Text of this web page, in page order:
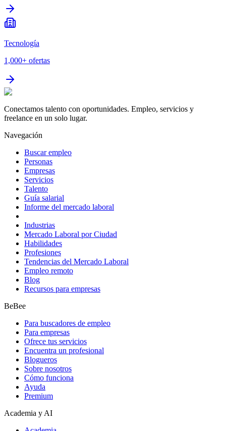
Tecnología
1,000+ ofertas
Conectamos talento con oportunidades. Empleo, servicios y
freelance en un solo lugar.
Navegación
Buscar empleo
Personas
Empresas
Servicios
Talento
Guía salarial
Informe del mercado laboral
Industrias
Mercado Laboral por Ciudad
Habilidades
Profesiones
Tendencias del Mercado Laboral
Empleo remoto
Blog
Recursos para empresas
BeBee
Para buscadores de empleo
Para empresas
Ofrece tus servicios
Encuentra un profesional
Blogueros
Sobre nosotros
Cómo funciona
Ayuda
Premium
Academia y AI